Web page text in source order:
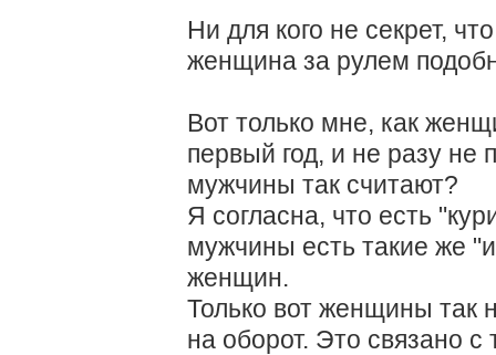
Ни для кого не секрет,
женщина за рулем
Вот только мне, как
первый год, и не разу
мужчины так считают?
Я согласна, что есть
мужчины есть такие же
женщин.
Только вот женщины так
на оборот. Это связано с